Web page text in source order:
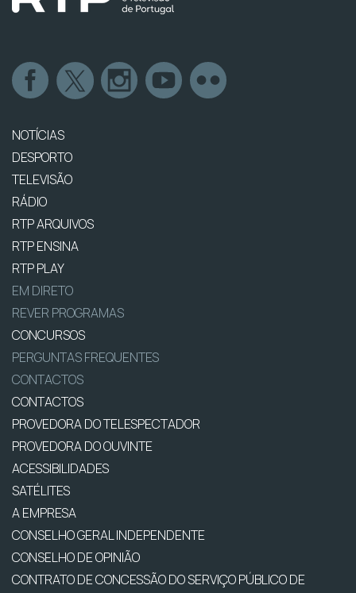
NOTÍCIAS
DESPORTO
TELEVISÃO
RÁDIO
RTP ARQUIVOS
RTP ENSINA
RTP PLAY
EM DIRETO
REVER PROGRAMAS
CONCURSOS
PERGUNTAS FREQUENTES
CONTACTOS
CONTACTOS
PROVEDORA DO TELESPECTADOR
PROVEDORA DO OUVINTE
ACESSIBILIDADES
SATÉLITES
A EMPRESA
CONSELHO GERAL INDEPENDENTE
CONSELHO DE OPINIÃO
CONTRATO DE CONCESSÃO DO SERVIÇO PÚBLICO DE